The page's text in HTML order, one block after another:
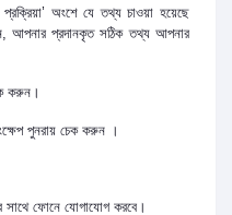
অংশে যে তথ্য চাওয়া হয়েছে
আপনার প্রদানকৃত সঠিক তথ্য আপনার
করুন।
পুনরায় চেক করুন ।
সাথে ফোনে যোগাযোগ করবে।